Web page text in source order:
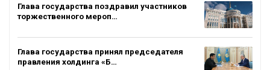
Глава государства поздравил участников
торжественного мероп…
Глава государства принял председателя
правления холдинга «Б…